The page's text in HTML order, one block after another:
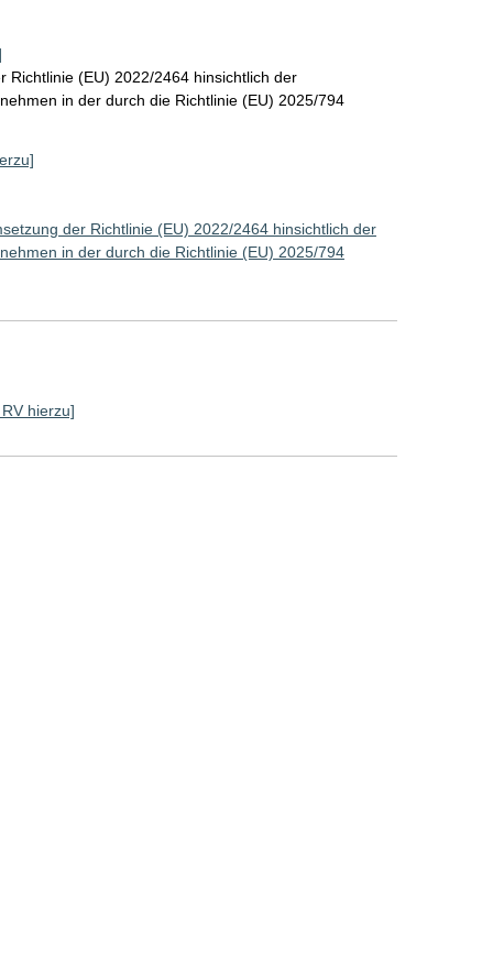
Richtlinie (EU) 2022/2464 hinsichtlich der
in der durch die Richtlinie (EU) 2025/794
der Richtlinie (EU) 2022/2464 hinsichtlich der
in der durch die Richtlinie (EU) 2025/794
hierzu]